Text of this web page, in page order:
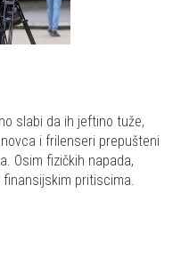
slabi da ih jeftino tuže,
i frilenseri prepušteni
Osim fizičkih napada,
pritiscima.